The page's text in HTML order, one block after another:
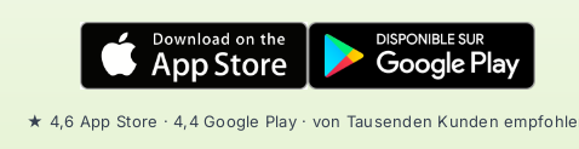
★ 4,6 App Store · 4,4 Google Play · von Tausenden Kunden